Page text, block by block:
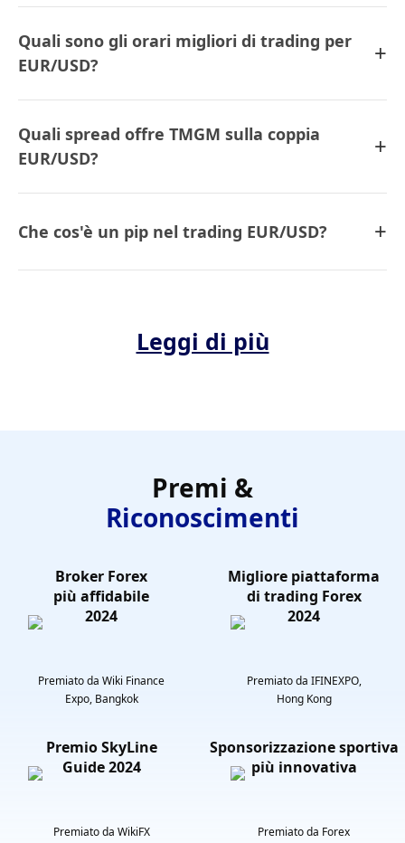
Quali sono gli orari migliori di trading per
EUR/USD?
+
Quali spread offre TMGM sulla coppia
EUR/USD?
+
Che cos'è un pip nel trading EUR/USD? +
Leggi di più
Premi &
Riconoscimenti
Broker Forex
più affidabile
2024
Premiato da Wiki Finance
Expo, Bangkok
Migliore piattaforma
di trading Forex
2024
Premiato da IFINEXPO,
Hong Kong
Premio SkyLine
Guide 2024
Premiato da WikiFX
Sponsorizzazione sportiva
più innovativa
Premiato da Forex